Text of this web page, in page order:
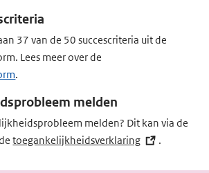
37 van de 50 succescriteria uit de
Lees meer over de
.
melden
melden? Dit kan via de
toegankelijkheidsverklaring (externe
.